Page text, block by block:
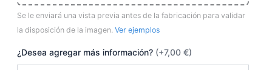
Se le enviará una vista previa antes de la fabricación para validar
la disposición de la imagen.Ver ejemplos
¿Desea agregar más información? (+7,00 €)